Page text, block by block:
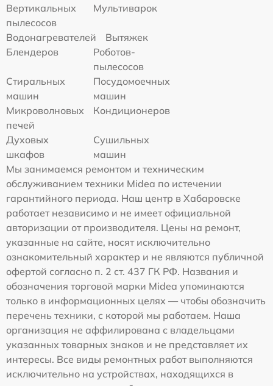
Вертикальных
пылесосов
Мультиварок
Водонагревателей
Вытяжек
Блендеров
Роботов-
пылесосов
Стиральных
машин
Посудомоечных
машин
Микроволновых
печей
Кондиционеров
Духовых
шкафов
Сушильных
машин
Мы занимаемся ремонтом и техническим
обслуживанием техники Midea по истечении
гарантийного периода. Наш центр в Хабаровске
работает независимо и не имеет официальной
авторизации от производителя. Цены на ремонт,
указанные на сайте, носят исключительно
ознакомительный характер и не являются публичной
офертой согласно п. 2 ст. 437 ГК РФ. Названия и
обозначения торговой марки Midea упоминаются
только в информационных целях — чтобы обозначить
перечень техники, с которой мы работаем. Наша
организация не аффилирована с владельцами
указанных товарных знаков и не представляет их
интересы. Все виды ремонтных работ выполняются
исключительно на устройствах, находящихся в